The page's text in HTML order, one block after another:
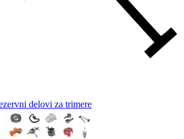
delovi za trimere